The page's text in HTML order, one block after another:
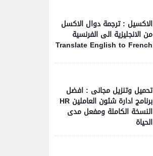
الاكسيل : ترجمة دوال الاكسل
من الانجليزية الى الفرنسية
Translate English to French
تحميل وتنزيل مجانى : افضل
برنامج ادارة شئون العاملين HR
النسخة الكاملة ومفعل مدى
الحياة